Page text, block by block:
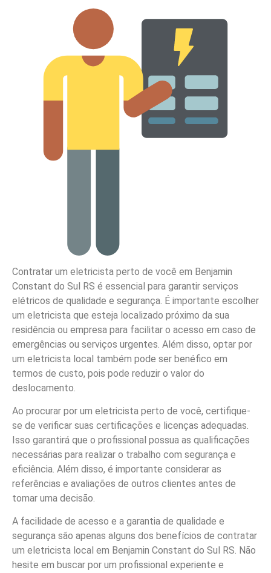
Contratar um eletricista perto de você em Benjamin
Constant do Sul RS é essencial para garantir serviços
elétricos de qualidade e segurança. É importante escolher
um eletricista que esteja localizado próximo da sua
residência ou empresa para facilitar o acesso em caso de
emergências ou serviços urgentes. Além disso, optar por
um eletricista local também pode ser benéfico em
termos de custo, pois pode reduzir o valor do
deslocamento.
Ao procurar por um eletricista perto de você, certifique-
se de verificar suas certificações e licenças adequadas.
Isso garantirá que o profissional possua as qualificações
necessárias para realizar o trabalho com segurança e
eficiência. Além disso, é importante considerar as
referências e avaliações de outros clientes antes de
tomar uma decisão.
A facilidade de acesso e a garantia de qualidade e
segurança são apenas alguns dos benefícios de contratar
um eletricista local em Benjamin Constant do Sul RS. Não
hesite em buscar por um profissional experiente e